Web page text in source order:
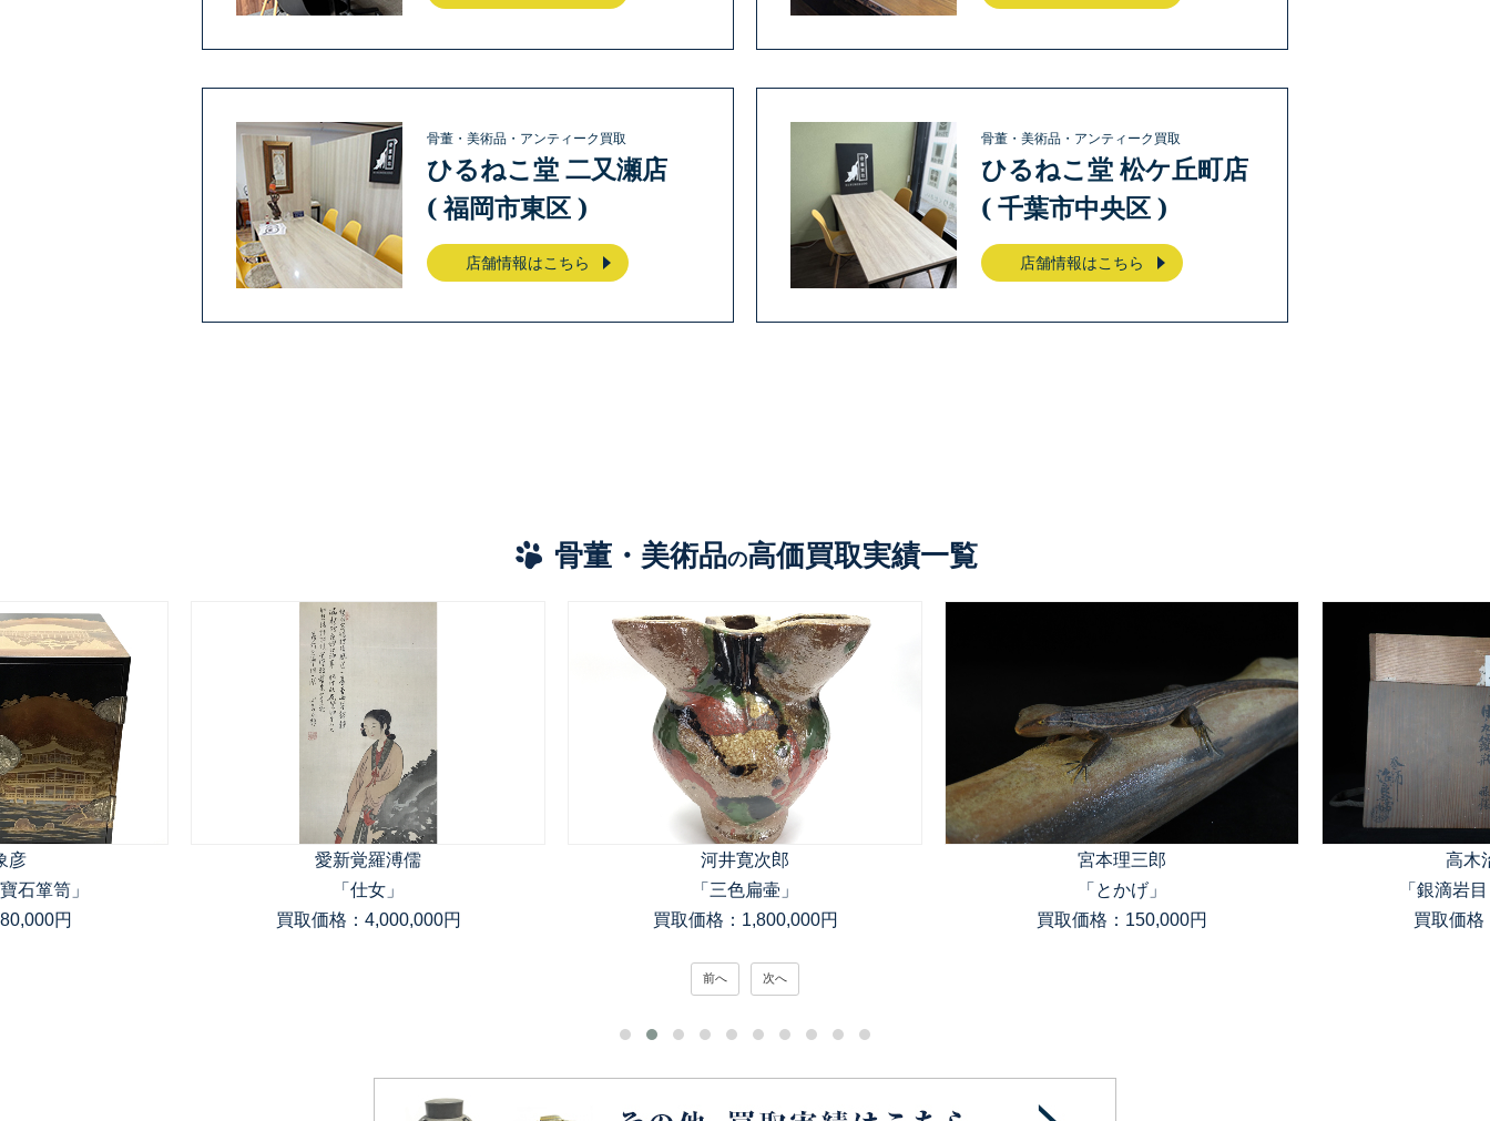
骨董・美術品・アンティーク買取
ひるねこ堂 二又瀬店
( 福岡市東区 )
店舗情報はこちら
骨董・美術品・アンティーク買取
ひるねこ堂 松ケ丘町店
( 千葉市中央区 )
店舗情報はこちら
骨董・美術品の高価買取実績一覧
彦
石箪笥」
円
愛新覚羅溥儒
「仕女」
買取価格：4,000,000円
河井寛次郎
「三色扁壷」
買取価格：1,800,000円
宮本理三郎
「とかげ」
買取価格：150,000円
高木
「銀滴岩
買取価格
前へ 次へ